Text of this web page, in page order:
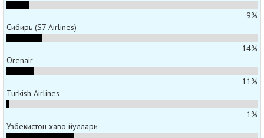
9%
Сибирь (S7 Airlines)
14%
Orenair
11%
Turkish Airlines
1%
Узбекистон хаво йуллари